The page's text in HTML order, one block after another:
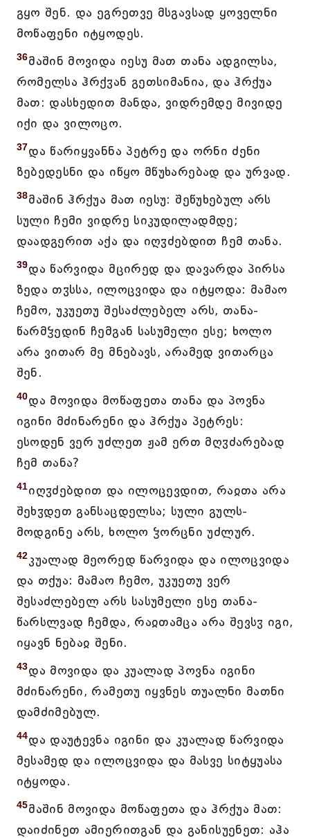
გყო შენ. და ეგრეთვე მსგავსად ყოველნი
მოწაფენი იტყოდეს.
36მაშინ მოვიდა იესუ მათ თანა ადგილსა,
რომელსა ჰრქჳან გეთსიმანია, და ჰრქუა
მათ: დასხედით მანდა, ვიდრემდე მივიდე
იქი და ვილოცო.
37და წარიყვანნა პეტრე და ორნი ძენი
ზებედესნი და იწყო მწუხარებად და ურვად.
38მაშინ ჰრქუა მათ იესუ: შეწუხებულ არს
სული ჩემი ვიდრე სიკუდილადმდე;
დაადგერით აქა და იღჳძებდით ჩემ თანა.
39და წარვიდა მცირედ და დავარდა პირსა
ზედა თჳსსა, ილოცვიდა და იტყოდა: მამაო
ჩემო, უკუეთუ შესაძლებელ არს, თანა-
წარმჴედინ ჩემგან სასუმელი ესე; ხოლო
არა ვითარ მე მნებავს, არამედ ვითარცა
შენ.
40და მოვიდა მოწაფეთა თანა და პოვნა
იგინი მძინარენი და ჰრქუა პეტრეს:
ესოდენ ვერ უძლეთ ჟამ ერთ მღჳძარებად
ჩემ თანა?
41იღჳძებდით და ილოცევდით, რაჲთა არა
შეხჳდეთ განსაცდელსა; სული გულს-
მოდგინე არს, ხოლო ჴორცნი უძლურ.
42კუალად მეორედ წარვიდა და ილოცვიდა
და თქუა: მამაო ჩემო, უკუეთუ ვერ
შესაძლებელ არს სასუმელი ესე თანა-
წარსლვად ჩემდა, რაჲთამცა არა შევსჳ იგი,
იყავნ ნებაჲ შენი.
43და მოვიდა და კუალად პოვნა იგინი
მძინარენი, რამეთუ იყვნეს თუალნი მათნი
დამძიმებულ.
44და დაუტევნა იგინი და კუალად წარვიდა
მესამედ და ილოცვიდა და მასვე სიტყუასა
იტყოდა.
45მაშინ მოვიდა მოწაფეთა და ჰრქუა მათ:
დაიძინეთ ამიერითგან და განისუენეთ: აჰა